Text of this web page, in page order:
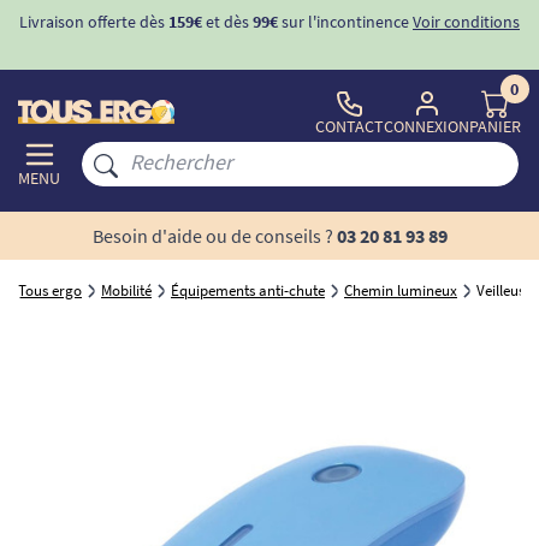
Livraison offerte dès 159€et dès99€sur l'incontinenceVoir conditions
MENU
CONTACTCONNEXION
0
PANIER
Besoin d'aide ou de conseils ? 03 20 81 93 89
Tous ergo Mobilité Équipements anti-chute Chemin lumineux Veilleuse